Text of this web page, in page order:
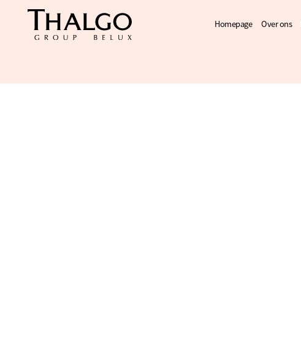
Homepage Over ons